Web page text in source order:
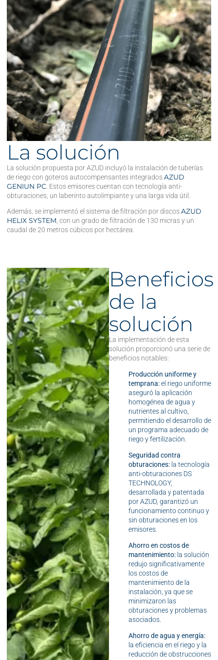
La solución
La solución propuesta por AZUD incluyó la instalación de tuberías
de riego con goteros autocompensantes integradosAZUD
GENIUN PC . Estos emisores cuentan con tecnología anti-
obturaciones, un laberinto autolimpiante y una larga vida útil.
Además, se implementó el sistema de filtración por discosAZUD
HELIX SYSTEM , con un grado de filtración de 130 micras y un
caudal de 20 metros cúbicos por hectárea.
Beneficios
de la
solución
La implementación de esta
solución proporcionó una serie de
beneficios notables:
Producción uniforme y
temprana:el riego uniforme
aseguró la aplicación
homogénea de agua y
nutrientes al cultivo,
permitiendo el desarrollo de
un programa adecuado de
riego y fertilización.
Seguridad contra
obturaciones: la tecnología
anti-obturaciones DS
TECHNOLOGY,
desarrollada y patentada
por AZUD, garantizó un
funcionamiento continuo y
sin obturaciones en los
emisores.
Ahorro en costos de
mantenimiento: la solución
redujo significativamente
los costos de
mantenimiento de la
instalación, ya que se
minimizaron las
obturaciones y problemas
asociados.
Ahorro de agua y energía:
la eficiencia en el riego y la
reducción de obstrucciones